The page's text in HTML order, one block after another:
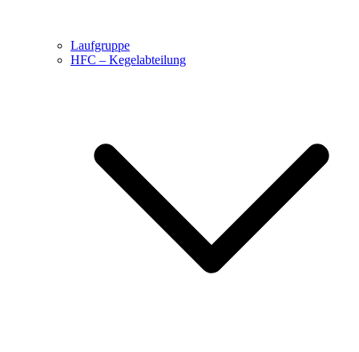
Laufgruppe
HFC – Kegelabteilung